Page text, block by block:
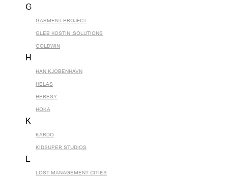
G
GARMENT PROJECT
GLEB KOSTIN .SOLUTIONS
GOLDWIN
H
HAN KJOBENHAVN
HELAS
HERESY
HOKA
K
KARDO
KIDSUPER STUDIOS
L
LOST MANAGEMENT CITIES